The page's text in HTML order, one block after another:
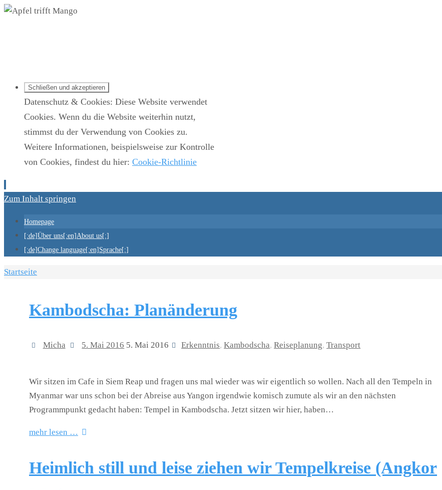
Datenschutz & Cookies: Diese Website verwendet
Cookies. Wenn du die Website weiterhin nutzt,
stimmst du der Verwendung von Cookies zu.
Weitere Informationen, beispielsweise zur Kontrolle
von Cookies, findest du hier: Cookie-Richtlinie
Zum Inhalt springen
Homepage
[:de]Über uns[:en]About us[:]
[:de]Change language[:en]Sprache[:]
Startseite
Kambodscha: Planänderung
Micha 5. Mai 2016 5. Mai 2016 Erkenntnis,Kambodscha,Reiseplanung,Transport
Wir sitzen im Cafe in Siem Reap und fragen uns mal wieder was wir eigentlich so wollen. Nach all den Tempeln in
Myanmar war uns schon bei der Abreise aus Yangon irgendwie komisch zumute als wir an den nächsten
Programmpunkt gedacht haben: Tempel in Kambodscha. Jetzt sitzen wir hier, haben…
mehr lesen …
Heimlich still und leise ziehen wir Tempelkreise (Angkor